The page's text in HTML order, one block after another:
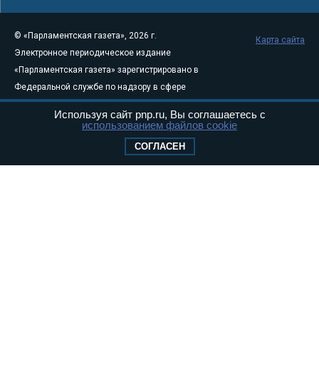
© «Парламентская газета», 2026 г.
Электронное периодическое издание
«Парламентская газета» зарегистрировано в
Федеральной службе по надзору в сфере
связи, информационных технологий и
массовых коммуникаций (Роскомнадзор) 05
Свидетельство о регистрации Эл № ФС77-
Карта сайта
Используя сайт pnp.ru, Вы соглашаетесь с
использованием файлов cookie
СОГЛАСЕН